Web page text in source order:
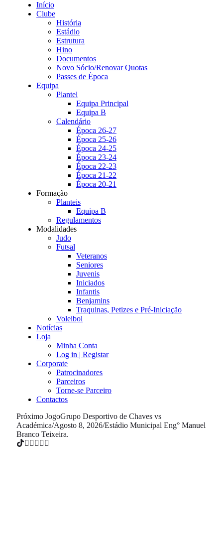
Início
Clube
História
Estádio
Estrutura
Hino
Documentos
Novo Sócio/Renovar Quotas
Passes de Época
Equipa
Plantel
Equipa Principal
Equipa B
Calendário
Época 26-27
Época 25-26
Época 24-25
Época 23-24
Época 22-23
Época 21-22
Época 20-21
Formação
Planteis
Equipa B
Regulamentos
Modalidades
Judo
Futsal
Veteranos
Seniores
Juvenis
Iniciados
Infantis
Benjamins
Traquinas, Petizes e Pré-Iniciação
Voleibol
Notícias
Loja
Minha Conta
Log in | Registar
Corporate
Patrocinadores
Parceiros
Torne-se Parceiro
Contactos
Próximo JogoGrupo Desportivo de Chaves vs
Académica/Agosto 8, 2026/Estádio Municipal Eng° Manuel
Branco Teixeira.